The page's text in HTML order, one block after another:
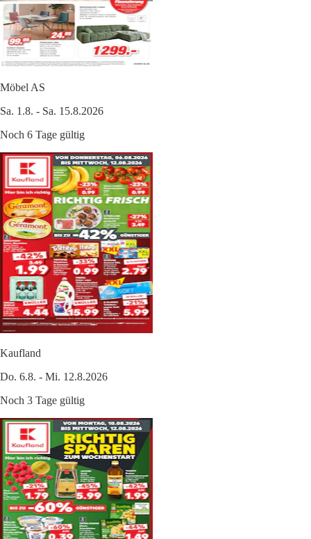
Möbel AS
Sa. 1.8. - Sa. 15.8.2026
Noch 6 Tage gültig
Kaufland
Do. 6.8. - Mi. 12.8.2026
Noch 3 Tage gültig